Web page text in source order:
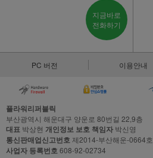
지금바로
전화하기
PC 버전 이용안내
플라워리퍼블릭
부산광역시 해운대구 양운로 80번길 22,9층
대표 박상현 개인정보 보호 책임자 박신영
통신판매업신고번호제2014-부산해운-0664호
사업자 등록번호608-92-02734